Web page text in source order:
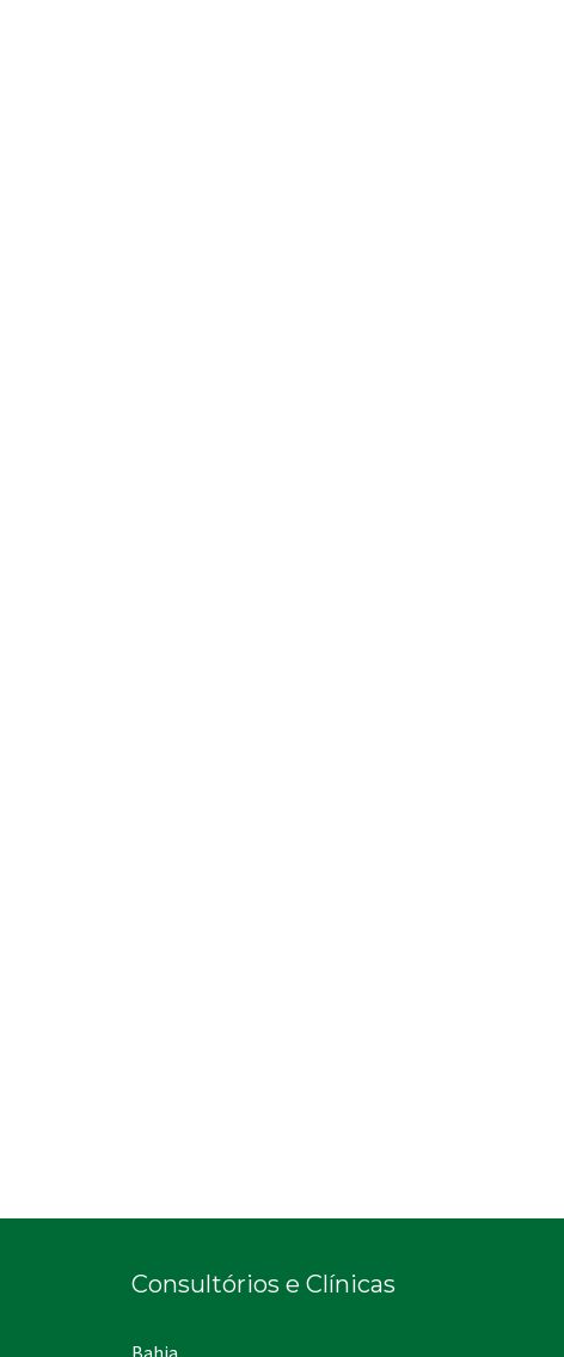
Consultórios e Clínicas
Bahia